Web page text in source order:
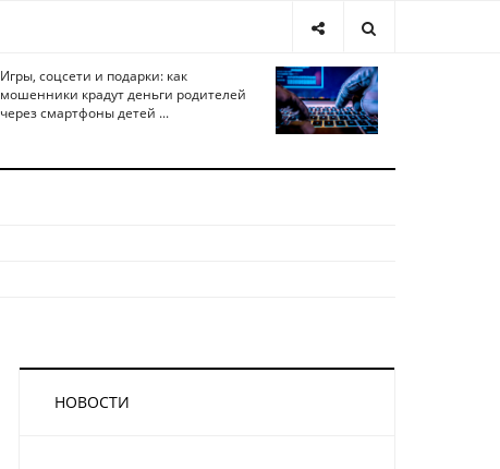
Игры, соцсети и подарки: как
мошенники крадут деньги родителей
через смартфоны детей ...
НОВОСТИ